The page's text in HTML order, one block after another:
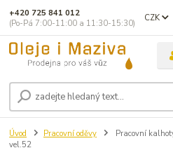
CZK
+420 725 841 012
(Po-Pá 7:00-11:00 a 11:30-15:30)
Úvod Pracovní oděvy
Pracovní
vel.52